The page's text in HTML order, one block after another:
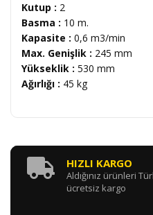
Kutup : 2
Basma : 10 m.
Kapasite : 0,6 m3/min
Max. Genişlik : 245 mm
Yükseklik : 530 mm
Ağırlığı : 45 kg
HIZLI KARGO
Aldığınız ürünleri
ücretsiz kargo